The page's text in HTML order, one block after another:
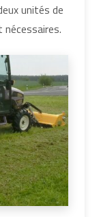
unités de